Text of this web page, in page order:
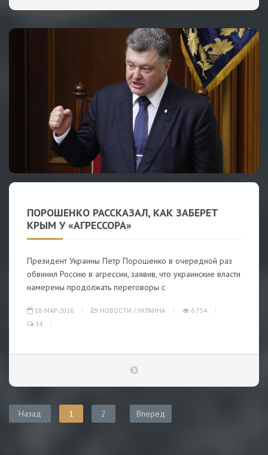
ПОРОШЕНКО РАССКАЗАЛ, КАК ЗАБЕРЕТ
КРЫМ У «АГРЕССОРА»
Президент Украины Петр Порошенко в очередной раз
обвинил Россию в агрессии, заявив, что украинские власти
намерены продолжать переговоры с
18-МАР-2016 НОВОСТИ / УКРАИНА
6 754
14
Назад 1 2 Вперед